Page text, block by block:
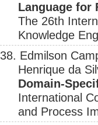
Language for
The 26th
Knowledge
38. Edmilson
Henrique da
Domain-
International
and Process